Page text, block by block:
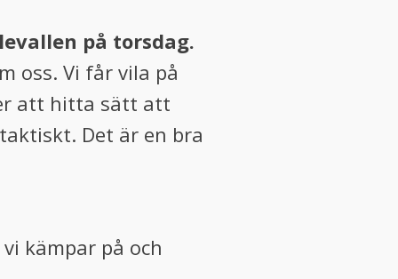
på torsdag.
oss. Vi får vila på
att hitta sätt att
Det är en bra
kämpar på och